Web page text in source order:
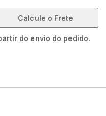
Calcule o Frete
do envio do pedido.